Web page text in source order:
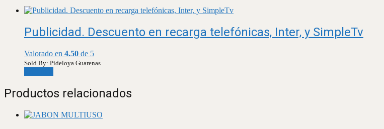
Publicidad. Descuento en recarga telefónicas, Inter, y SimpleTv
Valorado en 4.50 de 5
Sold By: Pideloya Guarenas
Productos relacionados